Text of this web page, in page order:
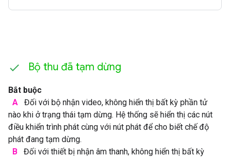
Bộ thu đã tạm dừng
Bắt buộc
A
Đối với bộ nhận video, không hiển thị bất kỳ phần tử
nào khi ở trạng thái tạm dừng. Hệ thống sẽ hiển thị các nút
điều khiển trình phát cùng với nút phát để cho biết chế độ
phát đang tạm dừng.
B
Đối với thiết bị nhận âm thanh, không hiển thị bất kỳ